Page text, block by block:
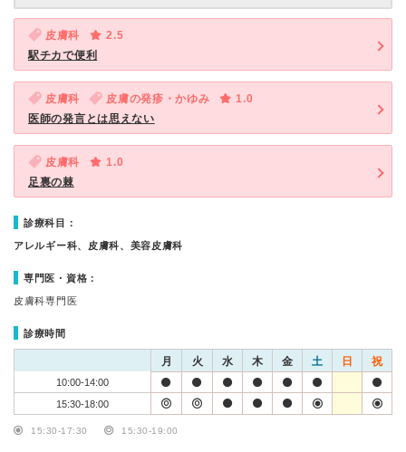
皮膚科
2.5
駅チカで便利
皮膚科 皮膚の発疹・かゆみ
1.0
医師の発言とは思えない
皮膚科
1.0
足裏の棘
診療科目：
アレルギー科、皮膚科、美容皮膚科
専門医・資格：
皮膚科専門医
診療時間
月 火 水 木 金 土 日 祝
10:00-14:00
15:30-18:00
15:30-17:30 15:30-19:00